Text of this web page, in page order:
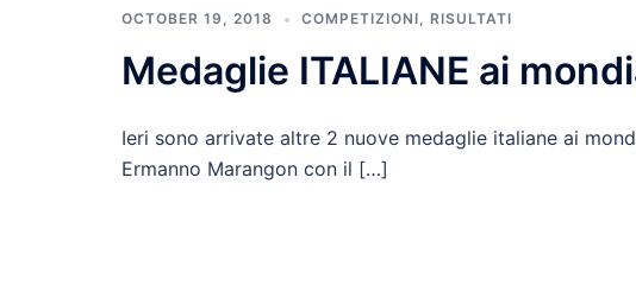
OCTOBER 19, 2018 COMPETIZIONI, RISULTATI
Medaglie ITALIANE ai
Ieri sono arrivate altre 2 nuove medaglie italiane ai
Ermanno Marangon con il […]